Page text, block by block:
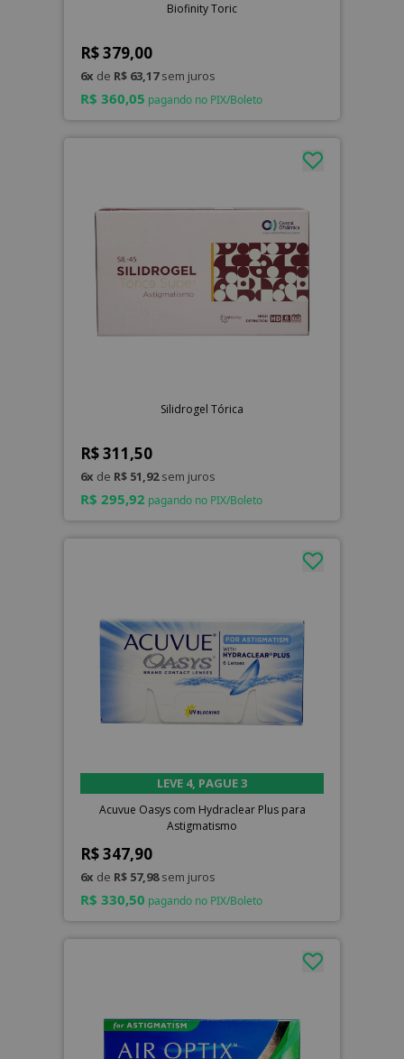
Biofinity Toric
R$ 379,00
6x de R$ 63,17sem juros
R$ 360,05 pagando no PIX/Boleto
Silidrogel Tórica
R$ 311,50
6x de R$ 51,92sem juros
R$ 295,92 pagando no PIX/Boleto
LEVE 4, PAGUE 3
Acuvue Oasys com Hydraclear Plus para
Astigmatismo
R$ 347,90
6x de R$ 57,98sem juros
R$ 330,50 pagando no PIX/Boleto